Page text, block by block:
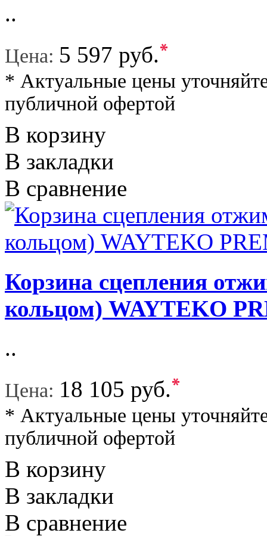
..
Цена: 5 597 руб.*
* Актуальные цены
публичной офертой
В корзину
В закладки
В сравнение
Корзина сцепления
кольцом) WAYTEKO
..
Цена: 18 105 руб.*
* Актуальные цены
публичной офертой
В корзину
В закладки
В сравнение